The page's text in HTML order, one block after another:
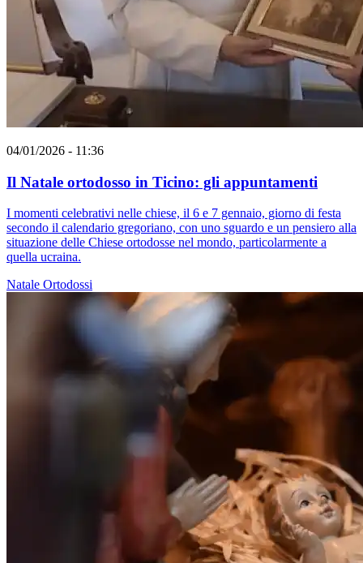
04/01/2026 - 11:36
Il Natale ortodosso in Ticino: gli appuntamenti
I momenti celebrativi nelle chiese, il 6 e 7 gennaio, giorno di festa
secondo il calendario gregoriano, con uno sguardo e un pensiero alla
situazione delle Chiese ortodosse nel mondo, particolarmente a
quella ucraina.
Natale Ortodossi